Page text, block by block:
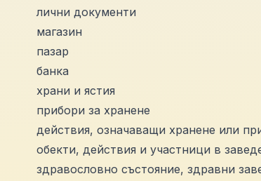
лични документи
магазин
пазар
банка
храни и ястия
прибори за хранене
действия, означаващи хранене или
обекти, действия и участници в
здравословно състояние, здравни